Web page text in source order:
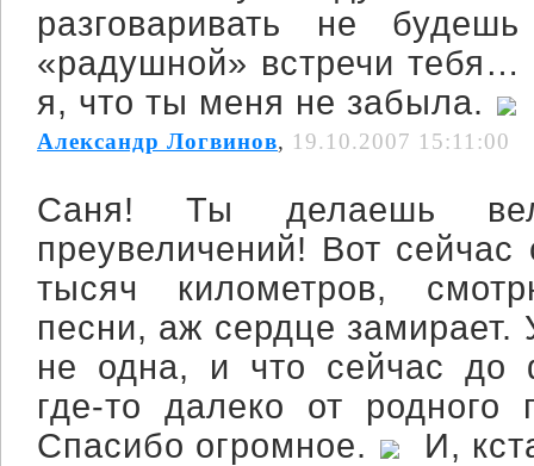
разговаривать не
«радушной» встречи
я, что ты меня не забыла.
Александр Логвинов, 19.10.2007 15:11:00
Саня! Ты делаешь
преувеличений! Вот
тысяч километров,
песни, аж сердце замирает.
не одна, и что сейчас до
где-то далеко от родного
Спасибо огромное.
И,